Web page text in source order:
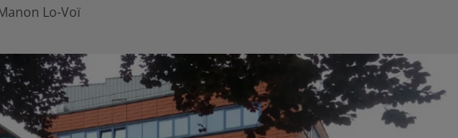
Lo-Voï